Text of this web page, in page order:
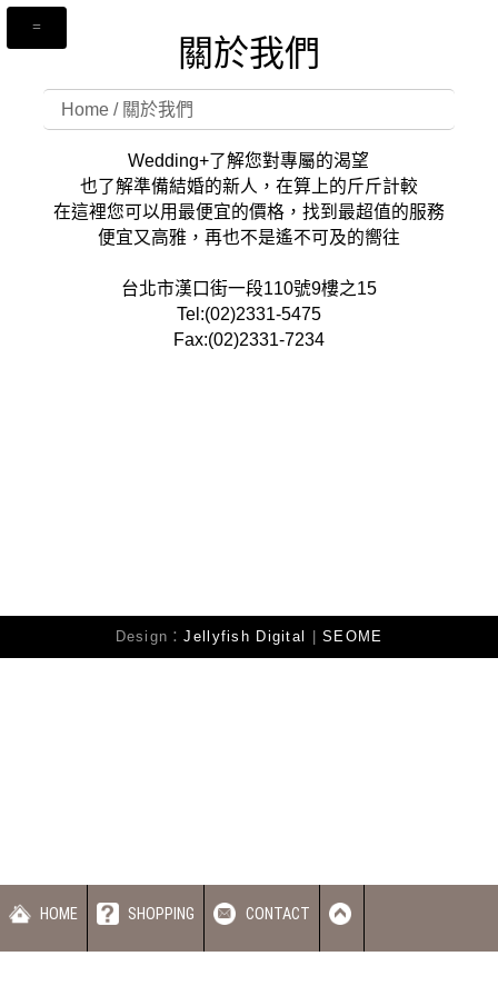
關於我們
Home/ 關於我們
Wedding+了解您對專屬的渴望
也了解準備結婚的新人，在算上的斤斤計較
在這裡您可以用最便宜的價格，找到最超值的服務
便宜又高雅，再也不是遙不可及的嚮往
台北市漢口街一段110號9樓之15
Tel:(02)2331-5475
Fax:(02)2331-7234
Design：Jellyfish Digital |SEOME
HOME SHOPPING CONTACT